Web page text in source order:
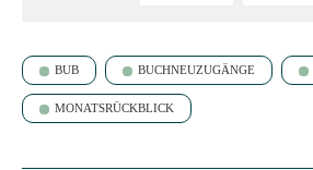
BUB BUCHNEUZUGÄNGE
MONATSRÜCKBLICK